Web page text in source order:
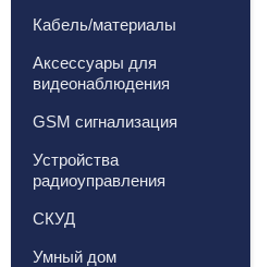
Кабель/материалы
Аксессуары для
видеонаблюдения
GSM сигнализация
Устройства
радиоуправления
СКУД
Умный дом